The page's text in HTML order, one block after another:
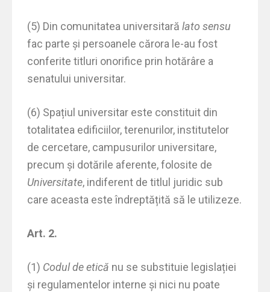
(5) Din comunitatea universitară lato sensu
fac parte și persoanele cărora le-au fost
conferite titluri onorifice prin hotărâre a
senatului universitar.
(6) Spațiul universitar este constituit din
totalitatea edificiilor, terenurilor, institutelor
de cercetare, campusurilor universitare,
precum și dotările aferente, folosite de
Universitate, indiferent de titlul juridic sub
care aceasta este îndreptățită să le utilizeze.
Art. 2.
(1) Codul de etică nu se substituie legislației
și regulamentelor interne și nici nu poate